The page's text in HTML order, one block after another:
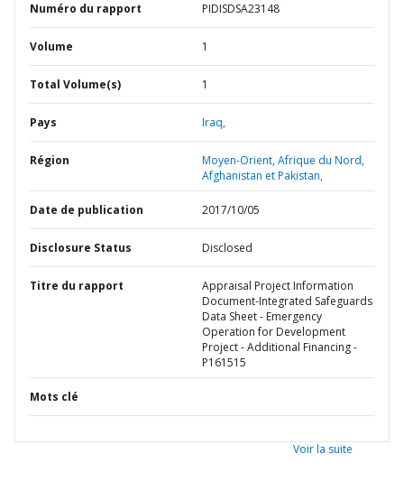
Numéro du rapport PIDISDSA23148
Volume 1
Total Volume(s) 1
Pays Iraq,
Région
Moyen-Orient, Afrique du Nord,
Afghanistan et Pakistan,
Date de publication 2017/10/05
Disclosure Status Disclosed
Titre du rapport
Appraisal Project Information
Document-Integrated Safeguards
Data Sheet - Emergency
Operation for Development
Project - Additional Financing -
P161515
Mots clé
Voir la suite